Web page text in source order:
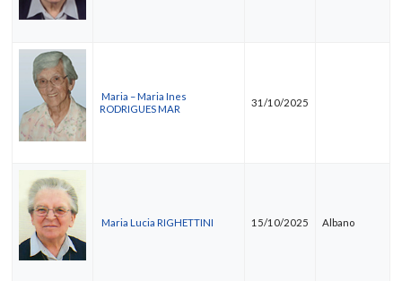
Maria – Maria Ines
RODRIGUES MAR
31/10/2025
Maria Lucia RIGHETTINI 15/10/2025 Albano